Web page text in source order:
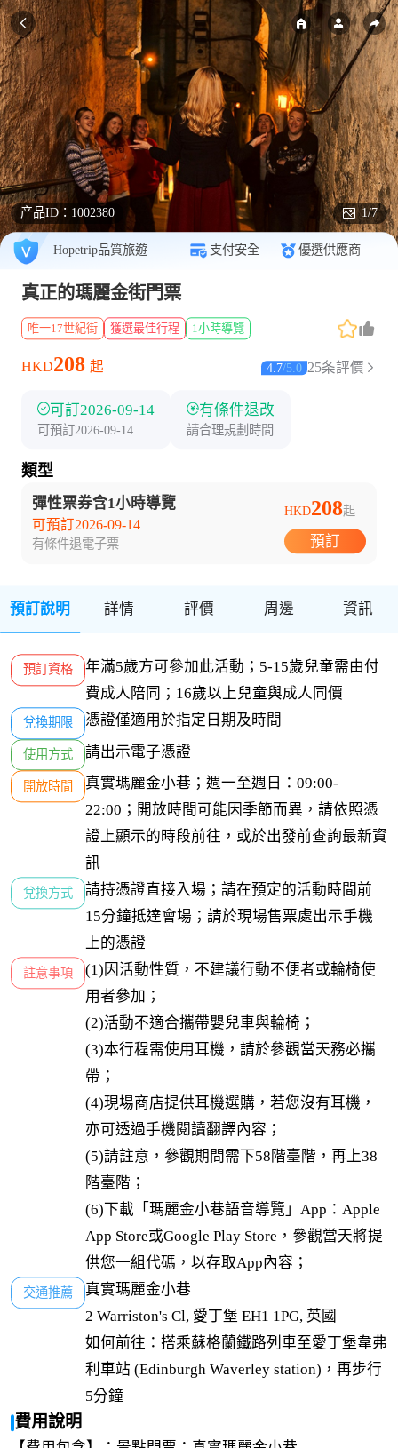
产品ID： 1002380 1/7
Hopetrip品質旅遊 支付安全 優選供應商
真正的瑪麗金街門票
唯一17世紀街 獲選最佳行程 1小時導覽
HKD208 起 4.7/5.0 25条評價
可訂2026-09-14
可預訂2026-09-14
有條件退改
請合理規劃時間
類型
彈性票券含1小時導覽
可預訂2026-09-14
有條件退電子票
HKD208起
預訂
預訂說明 詳情 評價 周邊 資訊
預訂資格
年滿5歲方可參加此活動；5-15歲兒童需由付
費成人陪同；16歲以上兒童與成人同價
兌換期限 憑證僅適用於指定日期及時間
使用方式 請出示電子憑證
開放時間
真實瑪麗金小巷；週一至週日：09:00-
22:00；開放時間可能因季節而異，請依照憑
證上顯示的時段前往，或於出發前查詢最新資
訊
兌換方式
請持憑證直接入場；請在預定的活動時間前
15分鐘抵達會場；請於現場售票處出示手機
上的憑證
註意事項
(1)因活動性質，不建議行動不便者或輪椅使
用者參加；
(2)活動不適合攜帶嬰兒車與輪椅；
(3)本行程需使用耳機，請於參觀當天務必攜
帶；
(4)現場商店提供耳機選購，若您沒有耳機，
亦可透過手機閱讀翻譯內容；
(5)請註意，參觀期間需下58階臺階，再上38
階臺階；
(6)下載「瑪麗金小巷語音導覽」App：Apple
App Store或Google Play Store，參觀當天將提
供您一組代碼，以存取App內容；
交通推薦
真實瑪麗金小巷
2 Warriston's Cl, 愛丁堡 EH1 1PG, 英國
如何前往：搭乘蘇格蘭鐵路列車至愛丁堡韋弗
利車站 (Edinburgh Waverley station)，再步行
5分鐘
費用說明